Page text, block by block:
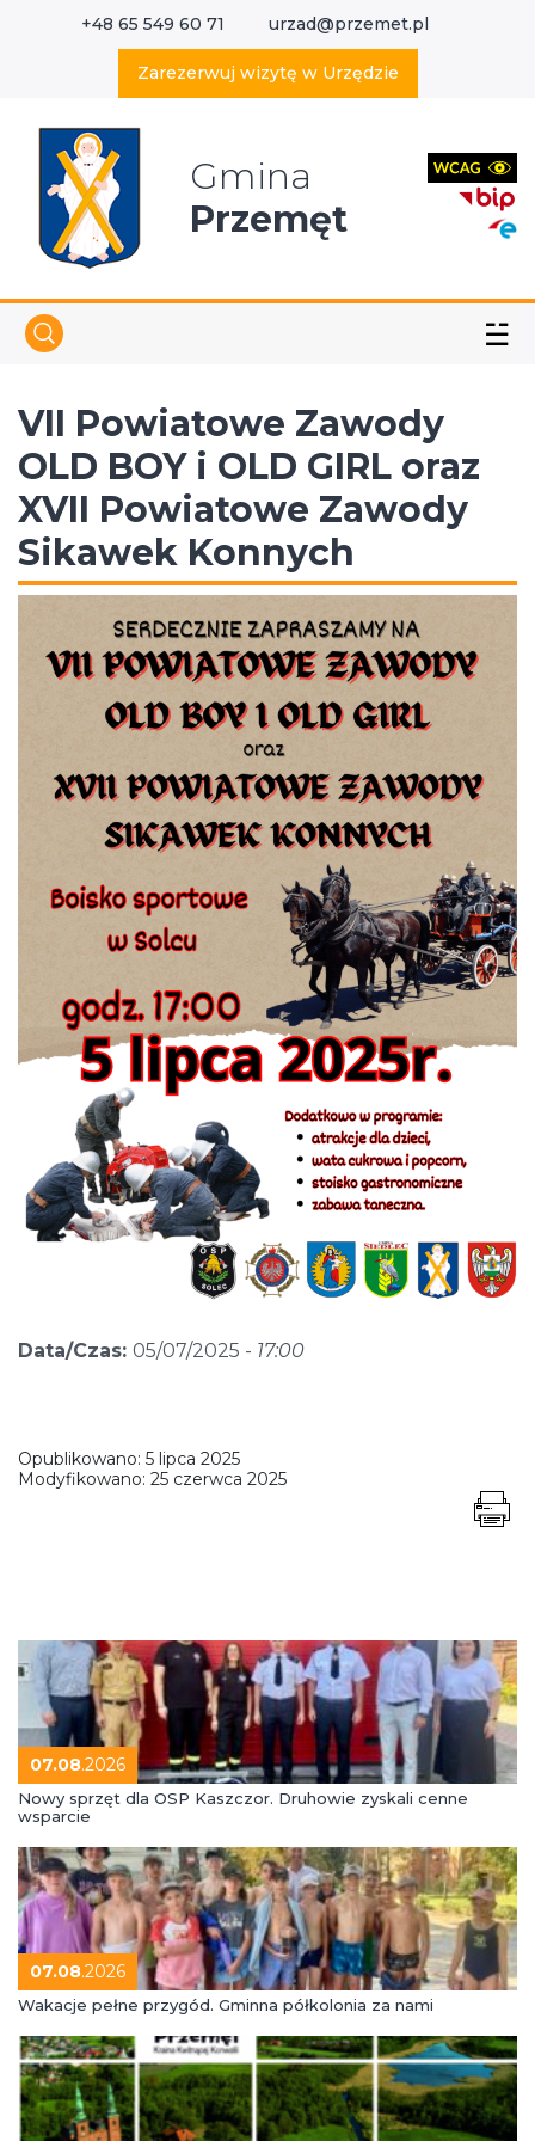
+48 65 549 60 71 urzad@przemet.pl
Zarezerwuj wizytę w Urzędzie
Gmina
Przemęt
☱
VII Powiatowe Zawody
OLD BOY i OLD GIRL oraz
XVII Powiatowe Zawody
Sikawek Konnych
Data/Czas: 05/07/2025 - 17:00
Opublikowano: 5 lipca 2025
Modyfikowano: 25 czerwca 2025
07.08.2026
Nowy sprzęt dla OSP Kaszczor. Druhowie zyskali cenne
wsparcie
07.08.2026
Wakacje pełne przygód. Gminna półkolonia za nami
Wyszukaj w serwisie